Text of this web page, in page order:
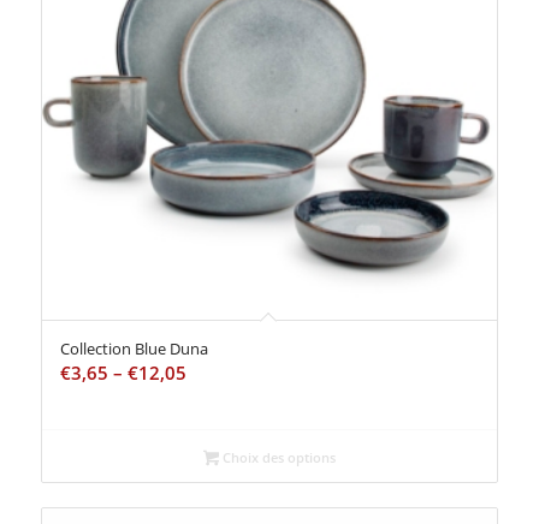
Collection Blue Duna
€3,65 – €12,05
Choix des options